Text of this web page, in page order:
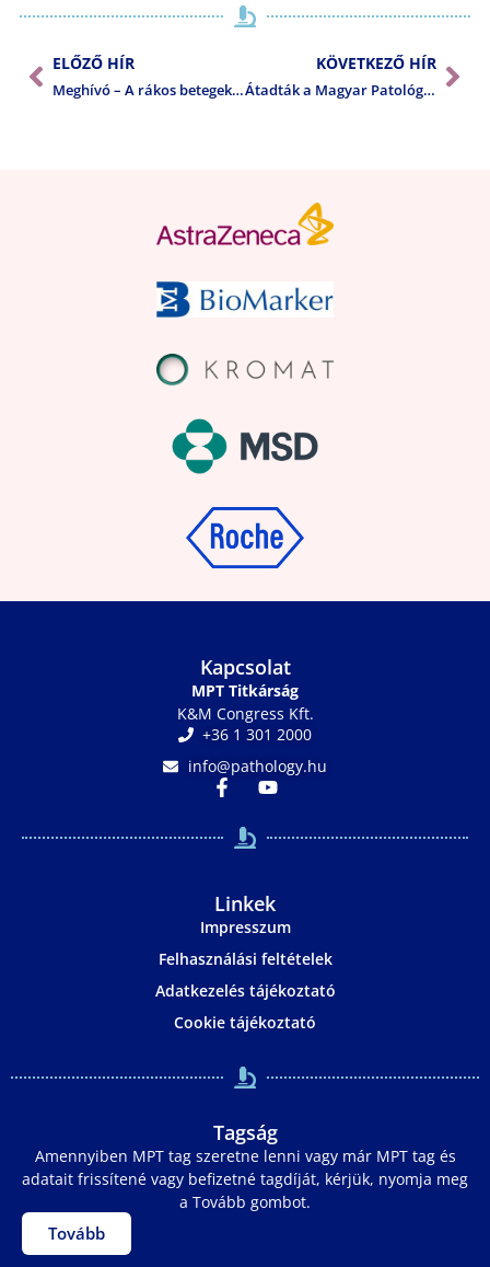
ELŐZŐ HÍR
Meghívó – A rákos betegek ellátásának helyzete és problémái hazánkban
KÖVETKEZŐ HÍR
Átadták a Magyar Patológusok Társasága 2016. évi díjait.
Kapcsolat
MPT Titkárság
K&M Congress Kft.
+36 1 301 2000
info@pathology.hu
Linkek
Impresszum
Felhasználási feltételek
Adatkezelés tájékoztató
Cookie tájékoztató
Tagság
Amennyiben MPT tag szeretne lenni vagy már MPT tag és
adatait frissítené vagy befizetné tagdíját, kérjük, nyomja meg
a Tovább gombot.
Tovább